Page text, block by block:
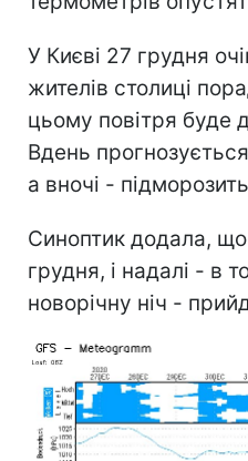
У Києві 27 грудня
жителів столиці
цьому повітря буде
Вдень
а вночі -
Синоптик додала,
грудня, і надалі - в
новорічну ніч -